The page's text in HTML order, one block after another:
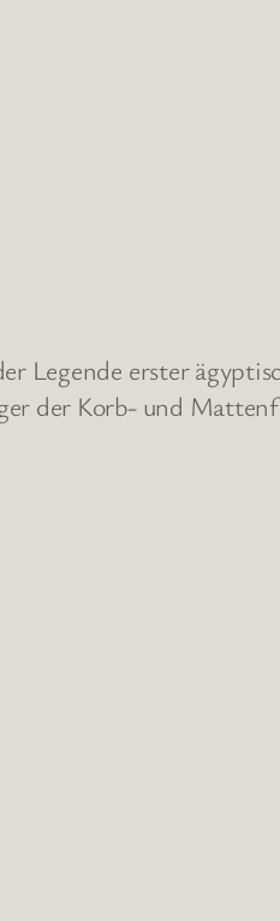
Legende erster
der Korb- und